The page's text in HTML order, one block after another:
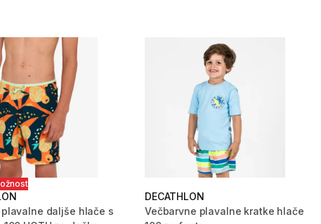
plavalne daljše hlače s
DECATHLON
Večbarvne plavalne kratke hlače